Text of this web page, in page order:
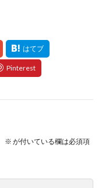
※ が付いている欄は必須項